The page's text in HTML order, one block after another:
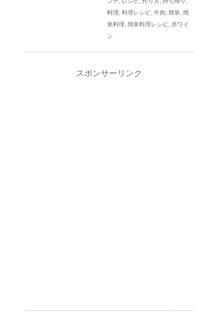
料理, 料理レシピ, 牛肉, 簡単, 簡
単料理, 簡単料理レシピ, 赤ワイ
ン
スポンサーリンク